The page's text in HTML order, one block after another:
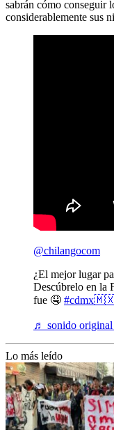
sabrán cómo conseguir
considerablemente sus
@chilangocom
¿El mejor lugar
Descúbrelo en la
fue 🤤
♬ sonido
Lo más leído